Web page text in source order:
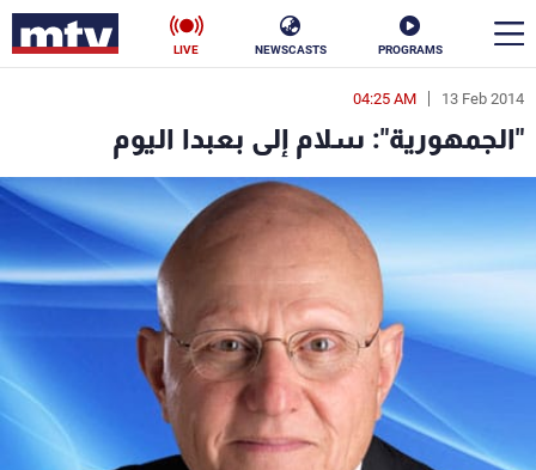
PROGRAMS
NEWSCASTS
LIVE
13 Feb 2014
04:25 AM
"الجمهورية": سلام إلى بعبدا اليوم
en
الأخبار
سياسة ناس
إقتصاد
منوعات رياضة